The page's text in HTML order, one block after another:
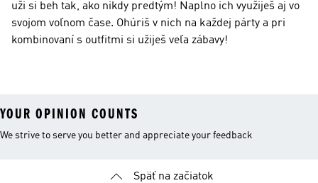
uži si beh tak, ako nikdy predtým! Naplno ich využiješ aj vo
svojom voľnom čase. Ohúriš v nich na každej párty a pri
kombinovaní s outfitmi si užiješ veľa zábavy!
YOUR OPINION COUNTS
We strive to serve you better and appreciate your feedback
Späť na začiatok